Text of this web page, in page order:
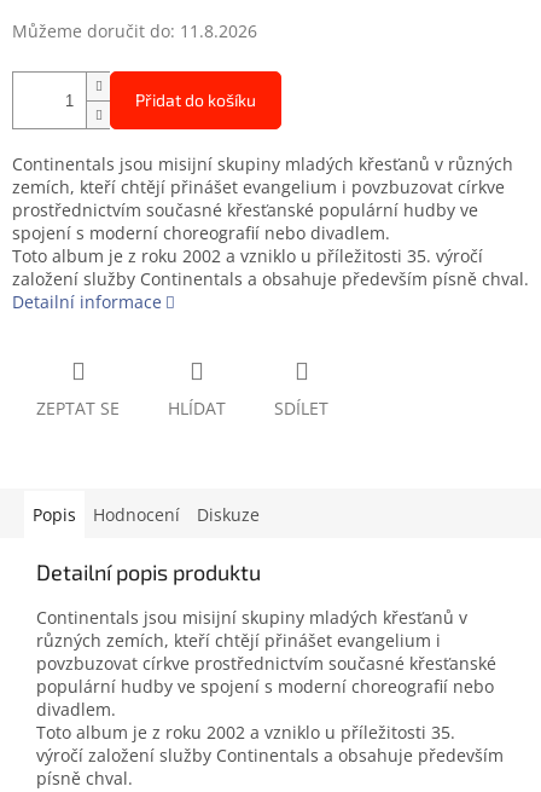
Můžeme doručit do: 11.8.2026
Přidat do košíku
Continentals jsou misijní skupiny mladých křesťanů v různých
zemích, kteří chtějí přinášet evangelium i povzbuzovat církve
prostřednictvím současné křesťanské populární hudby ve
spojení s moderní choreografií nebo divadlem.
Toto album je z roku 2002 a vzniklo u příležitosti 35. výročí
založení služby Continentals a obsahuje především písně chval.
Detailní informace
ZEPTAT SE HLÍDAT SDÍLET
Popis Hodnocení Diskuze
Detailní popis produktu
Continentals jsou misijní skupiny mladých křesťanů v
různých zemích, kteří chtějí přinášet evangelium i
povzbuzovat církve prostřednictvím současné křesťanské
populární hudby ve spojení s moderní choreografií nebo
divadlem.
Toto album je z roku 2002 a vzniklo u příležitosti 35.
výročí založení služby Continentals a obsahuje především
písně chval.